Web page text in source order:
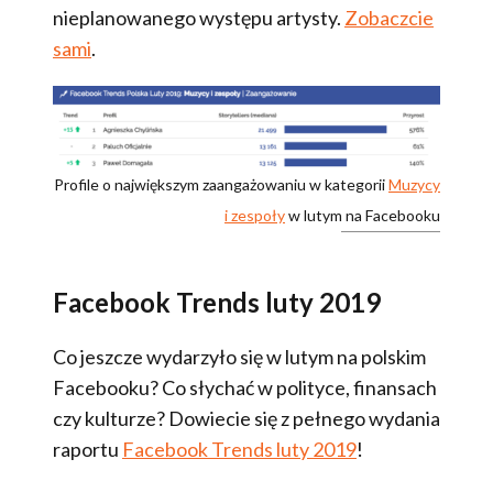
nieplanowanego występu artysty. Zobaczcie
sami.
Profile o największym zaangażowaniu w kategoriiMuzycy
i zespoływ lutym na Facebooku
Facebook Trends luty 2019
Co jeszcze wydarzyło się w lutym na polskim
Facebooku? Co słychać w polityce, finansach
czy kulturze? Dowiecie się z pełnego wydania
raportu Facebook Trends luty 2019!